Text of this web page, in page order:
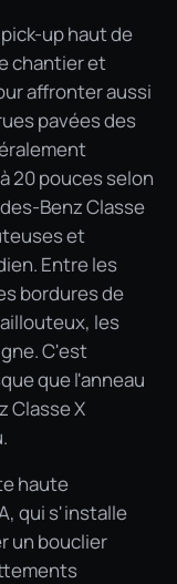
up haut de
chantier et
affronter aussi
pavées des
20 pouces selon
Benz Classe
et
Entre les
bordures de
les
C'est
que l'anneau
Classe X
haute
qui s'installe
un bouclier